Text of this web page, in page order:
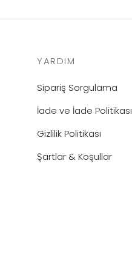
YARDIM
Sipariş Sorgulama
İade ve İade Politikası
Gizlilik Politikası
Şartlar & Koşullar